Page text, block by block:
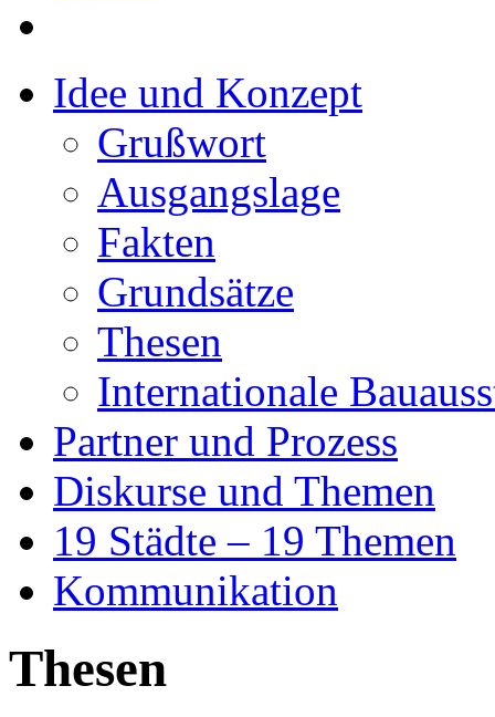
Idee und Konzept
Grußwort
Ausgangslage
Fakten
Grundsätze
Thesen
Internationale
Partner und Prozess
Diskurse und Themen
19 Städte – 19 Themen
Kommunikation
Thesen